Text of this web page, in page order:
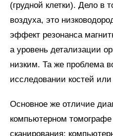
(грудной клетки). Дело в
воздуха, это
эффект резонанса
а уровень детализации
низким. Та же проблема
исследовании костей
Основное же отличие
компьютерном
сканирования: